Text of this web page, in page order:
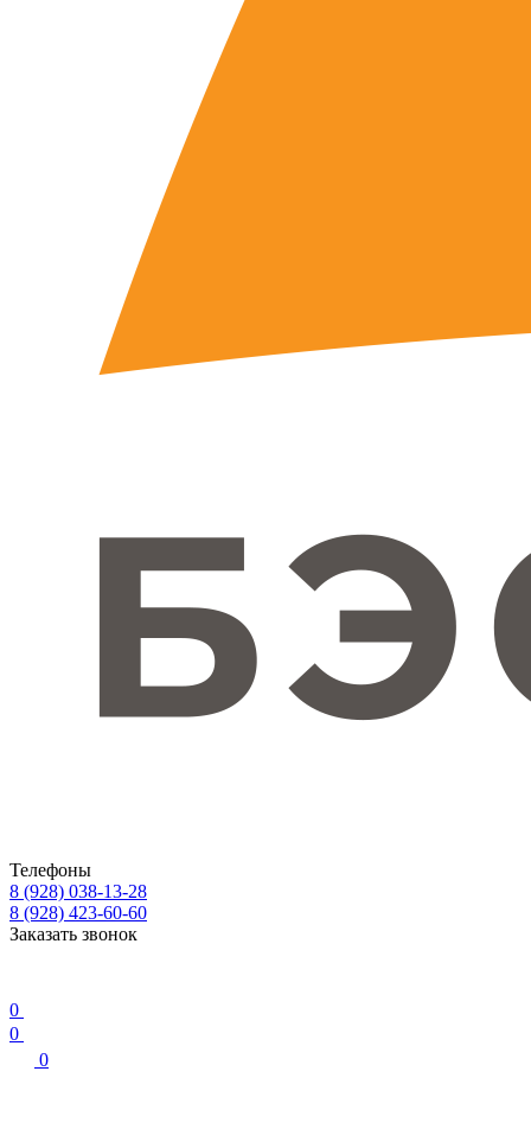
Телефоны
8 (928) 038-13-28
8 (928) 423-60-60
Заказать звонок
0
0
0